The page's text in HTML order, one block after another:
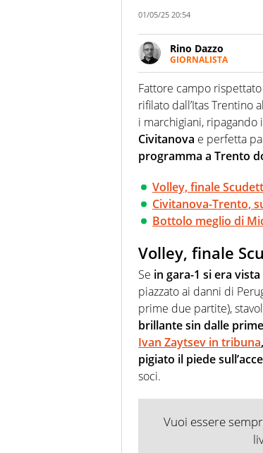
01/05/25 20:54
Rino Dazzo
GIORNALISTA
Se mai ci fosse
farebbe parte.
curve
Fattore campo
rifilato dall’Itas Trentino
i marchigiani, ripagando
Civitanova e perfetta
programma a Trento
Volley, finale
Civitanova-Trento,
Bottolo meglio di
Volley, finale
Se in gara-1 si era
piazzato ai danni di
prime due partite),
brillante sin dalle
Ivan Zaytsev in tribuna,
pigiato il piede
soci.
Vuoi essere